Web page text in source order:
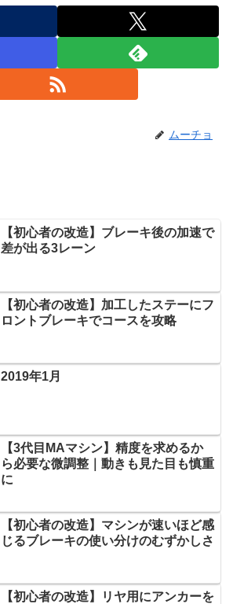
ムーチョ
【初心者の改造】ブレーキ後の加速で
差が出る3レーン
【初心者の改造】加工したステーにフ
ロントブレーキでコースを攻略
2019年1月
【3代目MAマシン】精度を求めるか
ら必要な微調整｜動きも見た目も慎重
に
【初心者の改造】マシンが速いほど感
じるブレーキの使い分けのむずかしさ
【初心者の改造】リヤ用にアンカーを